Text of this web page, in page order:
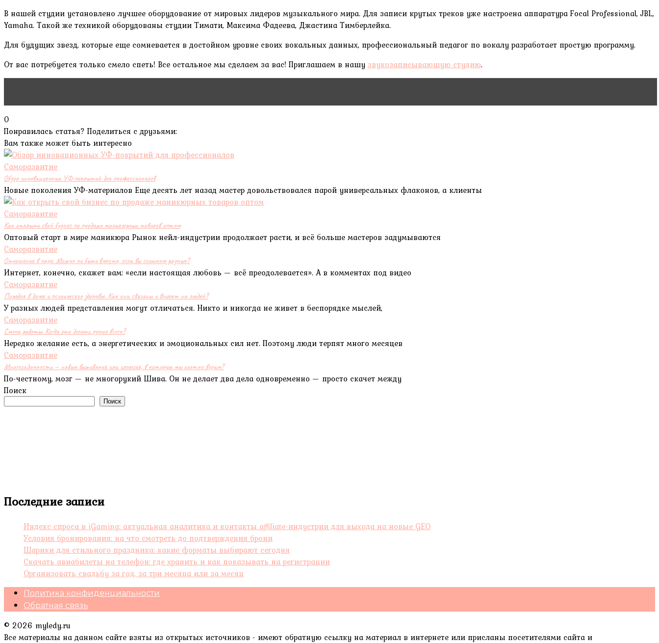
В нашей студии установлено лучшее оборудование от мировых лидеров музыкального мира. Для записи крутых треков уже настроена аппаратура Focal Professional, JBL,
Yamaha. Такой же техникой оборудованы студии Тимати, Максима Фадеева, Джастина Тимберлейка.
Для будущих звезд, которые еще сомневается в достойном уровне своих вокальных данных, профессиональный педагог по вокалу разработает простую программу.
От вас потребуется только смело спеть! Все остальное мы сделаем за вас! Приглашаем в нашу звукозаписывающую студию.
0
Понравилась статья? Поделиться с друзьями:
Вам также может быть интересно
Саморазвитие
Обзор инновационных УФ-покрытий для профессионалов
Новые поколения УФ-материалов Еще десять лет назад мастер довольствовался парой универсальных флаконов, а клиенты
Саморазвитие
Как открыть свой бизнес по продаже маникюрных товаров оптом
Оптовый старт в мире маникюра Рынок нейл-индустрии продолжает расти, и всё больше мастеров задумываются
Саморазвитие
Отношения в паре. Можно ли быть вместе, если вы слишком разные?
Интернет, конечно, скажет вам: «если настоящая любовь — всё преодолевается». А в комментах под видео
Саморазвитие
Порядок в доме и психическое здоровье. Как они связаны и влияют на людей?
У разных людей представления могут отличаться. Никто и никогда не живет в беспорядке мыслей,
Саморазвитие
Смена работы. Когда это делать лучше всего?
Нередко желание есть, а энергетических и эмоциональных сил нет. Поэтому люди терпят много месяцев
Саморазвитие
Многозадачность — навык выживания или иллюзия, в которую мы охотно верим?
По-честному, мозг — не многорукий Шива. Он не делает два дела одновременно — просто скачет между
Поиск
Поиск
Последние записи
Индекс спроса в iGaming: актуальная аналитика и контакты affiliate-индустрии для выхода на новые GEO
Условия бронирования: на что смотреть до подтверждения брони
Шарики для стильного праздника: какие форматы выбирают сегодня
Скачать авиабилеты на телефон: где хранить и как показывать на регистрации
Организовать свадьбу за год, за три месяца или за месяц
Политика конфиденциальности
Обратная связь
© 2026 myledy.ru
Все материалы на данном сайте взяты из открытых источников - имеют обратную ссылку на материал в интернете или присланы посетителями сайта и